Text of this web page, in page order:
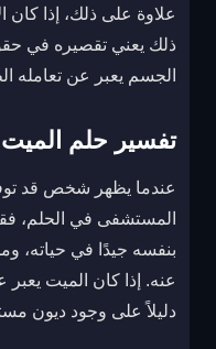
علاوة على ذلك، إذا كان
ذلك يعني تقصيره في
الجسم يعبر عن تعامله
تفسير حلم
عندما يظهر شخص قد
المستشفى في الحلم،
بنفسه جيدًا في حياته،
عنه. إذا كان الميت
دليلاً على وجود ديون